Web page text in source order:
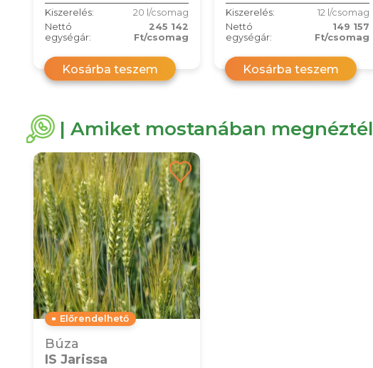
Kiszerelés:
20 l/csomag
Nettó
egységár:
245 142
Ft/csomag
Kosárba teszem
Kiszerelés:
12 l/csomag
Nettó
egységár:
149 157
Ft/csomag
Kosárba teszem
| Amiket mostanában megnéztél
Előrendelhető
Búza
IS Jarissa